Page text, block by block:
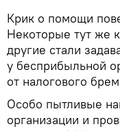
Крик о помощи
Некоторые тут же
другие стали
у бесприбыльной
от налогового
Особо пытливые
организации и